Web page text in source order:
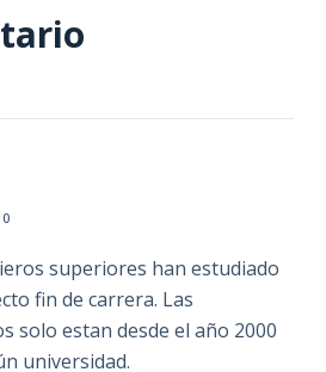
superiores han estudiado
fin de carrera. Las
solo estan desde el año 2000
universidad.